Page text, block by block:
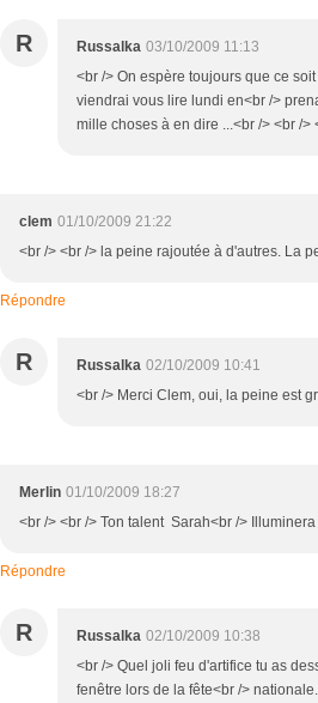
R Russalka 03/10/2009 11:13
<br /> On espère toujours que ce
viendrai vous lire lundi en<br />
mille choses à en dire ...<br /> <br />
clem 01/10/2009 21:22
<br /> <br /> la peine rajoutée à d'autres. La
Répondre
R Russalka 02/10/2009 10:41
<br /> Merci Clem, oui, la peine est
Merlin 01/10/2009 18:27
<br /> <br /> Ton talent Sarah<br />
Répondre
R Russalka 02/10/2009 10:38
<br /> Quel joli feu d'artifice tu as
fenêtre lors de la fête<br />